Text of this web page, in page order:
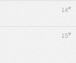
14#
15#